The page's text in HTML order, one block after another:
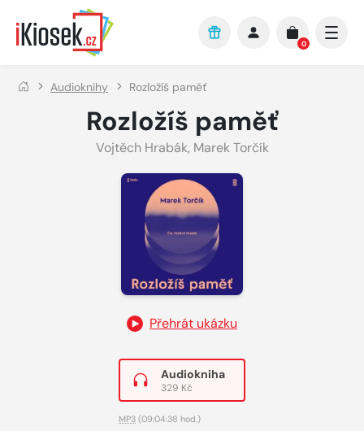
Přejít na hlavní obsah
0
Audioknihy Rozložíš paměť
Rozložíš paměť
Vojtěch Hrabák, Marek Torčík
Přehrát ukázku
Audiokniha
329 Kč
MP3 (09:04:38 hod.)